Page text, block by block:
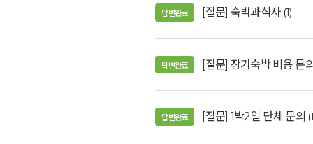
답변완료 [질문] 숙박과식사 (1)
답변완료 [질문] 장기숙박 비용 문의
답변완료 [질문] 1박2일 단체 문의